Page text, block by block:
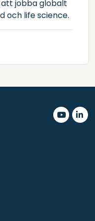
jobba globalt
och life science.